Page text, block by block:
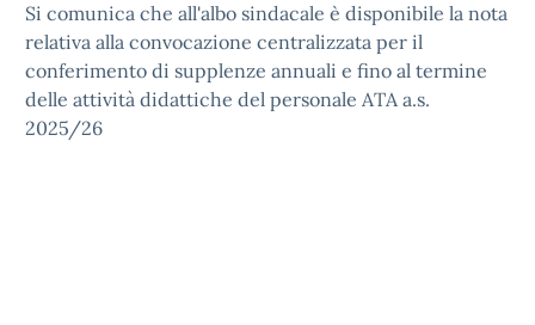
Si comunica che all'albo sindacale è disponibile la nota
relativa alla convocazione centralizzata per il
conferimento di supplenze annuali e fino al termine
delle attività didattiche del personale ATA a.s.
2025/26